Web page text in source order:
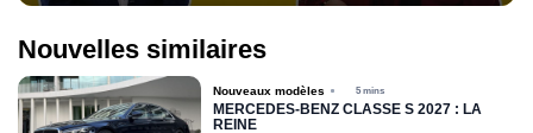
Nouvelles similaires
Nouveaux modèles 5 mins
MERCEDES-BENZ CLASSE S 2027 : LA
REINE